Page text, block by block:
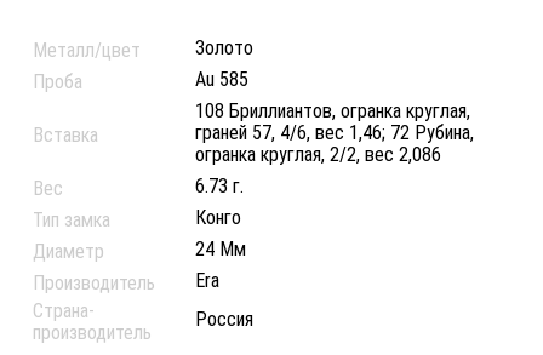
Металл/цвет
Золото
Проба
Au 585
Вставка
108 Бриллиантов, огранка круглая,
граней 57, 4/6, вес 1,46; 72 Рубина,
огранка круглая, 2/2, вес 2,086
Вес
6.73 г.
Тип замка
Конго
Диаметр
24 Мм
Производитель
Era
Страна-
производитель
Россия